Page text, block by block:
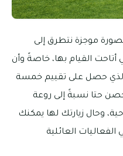
موجزة نتطرق إلى
القيام بها، خاصةً وأن
الذي حصل على تقييم خمسة
حتا نسبةً إلى روعة
وحال زيارتك لها يمكنك
العائلية